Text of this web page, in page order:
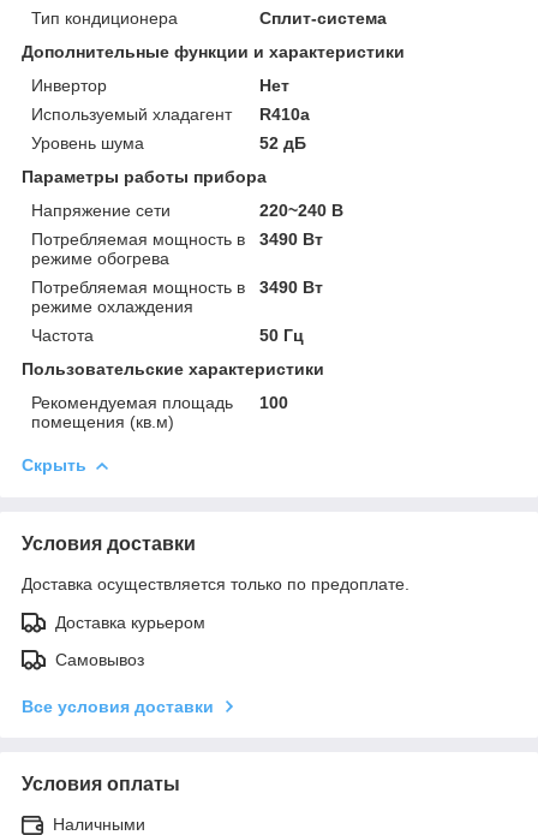
Тип кондиционера
Сплит-система
Дополнительные функции и характеристики
Инвертор
Нет
Используемый хладагент
R410a
Уровень шума
52 дБ
Параметры работы прибора
Напряжение сети
220~240 В
Потребляемая мощность в
режиме обогрева
3490 Вт
Потребляемая мощность в
режиме охлаждения
3490 Вт
Частота
50 Гц
Пользовательские характеристики
Рекомендуемая площадь
помещения (кв.м)
100
Скрыть
Условия доставки
Доставка осуществляется только по предоплате.
Доставка курьером
Самовывоз
Все условия доставки
Условия оплаты
Наличными